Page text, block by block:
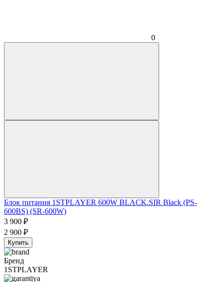
0
Блок питания 1STPLAYER 600W BLACK.SIR Black (PS-
600BS) (SR-600W)
3 900 ₽
2 900 ₽
Купить
Бренд
1STPLAYER